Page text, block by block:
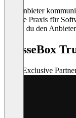
Der Anbieter
übliche Praxis für
kannst du den
PresseBox
Exclusive